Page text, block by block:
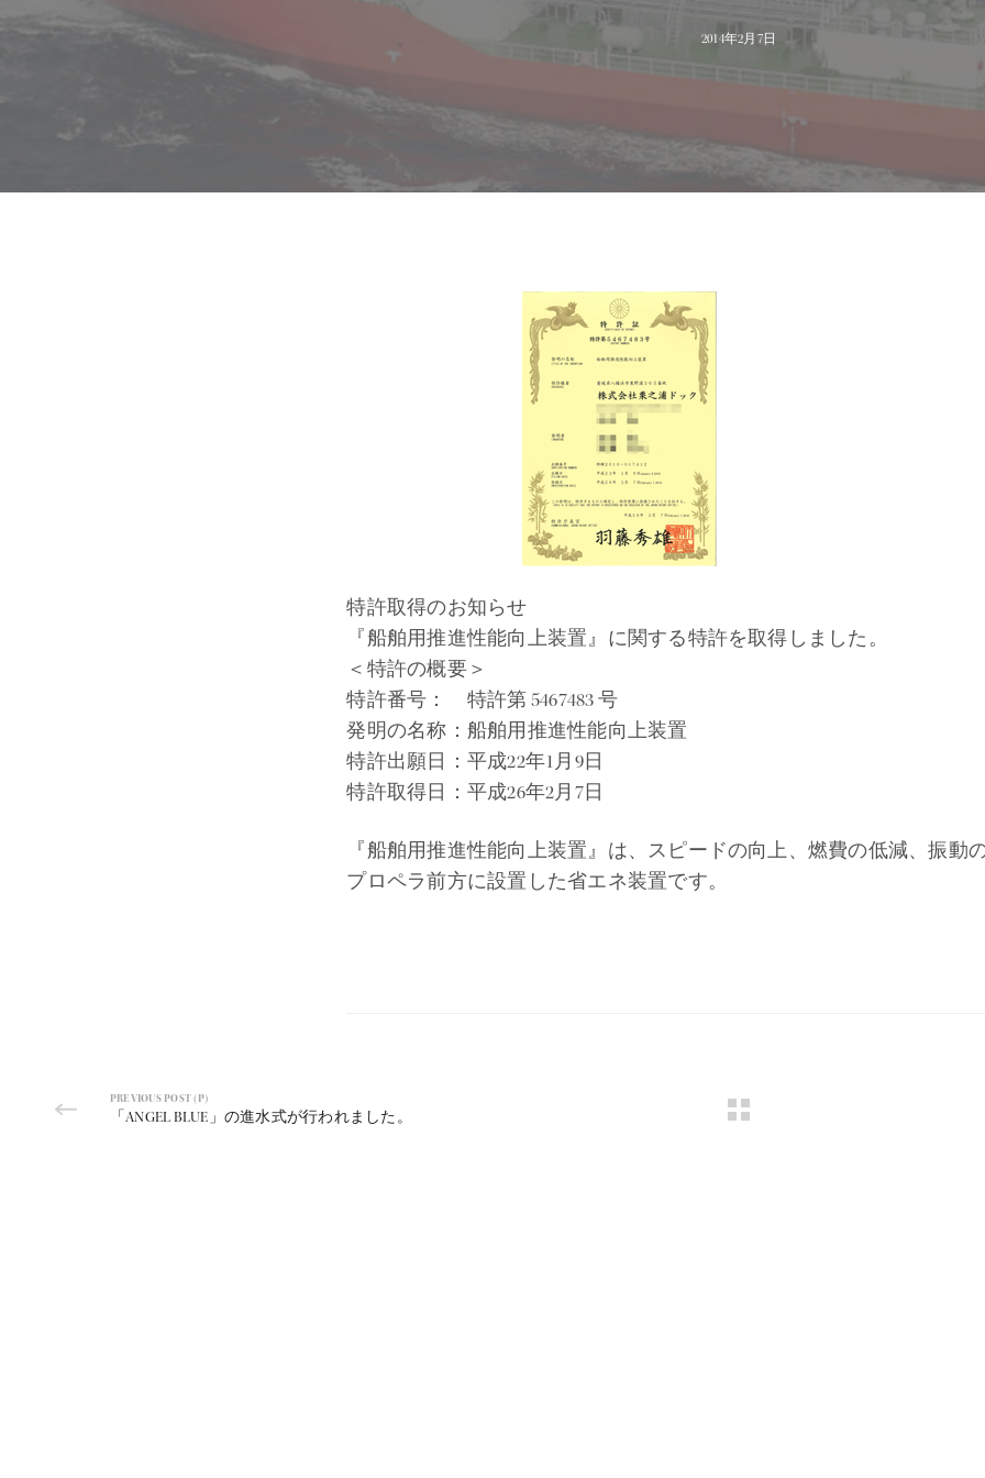
2014年2月7日
特許取得のお知らせ
『船舶用推進性能向上装置』に関する特許を取得しました。
＜特許の概要＞
特許番号： 特許第 5467483 号
発明の名称：船舶用推進性能向上装置
特許出願日：平成22年1月9日
特許取得日：平成26年2月7日
『船舶用推進性能向上装置』は、スピードの向上、燃費の低減、振動
プロペラ前方に設置した省エネ装置です。
PREVIOUS POST (P)
「ANGEL BLUE」の進水式が行われました。